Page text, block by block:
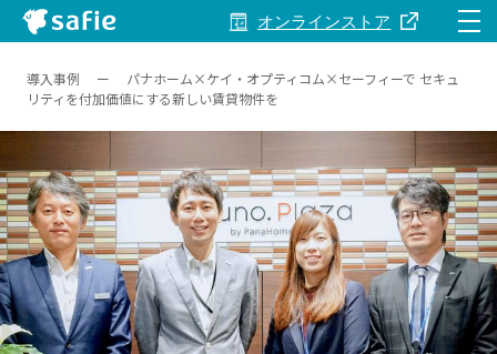
オンラインストア
Safieとは
料金
事例
導入事例 ー パナホーム×ケイ・オプティコム×セーフィーで セキュ
リティを付加価値にする新しい賃貸物件を